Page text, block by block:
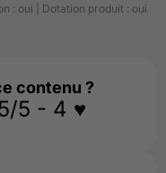
: oui | Dotation produit : oui
contenu ?
5 - 4 ♥️